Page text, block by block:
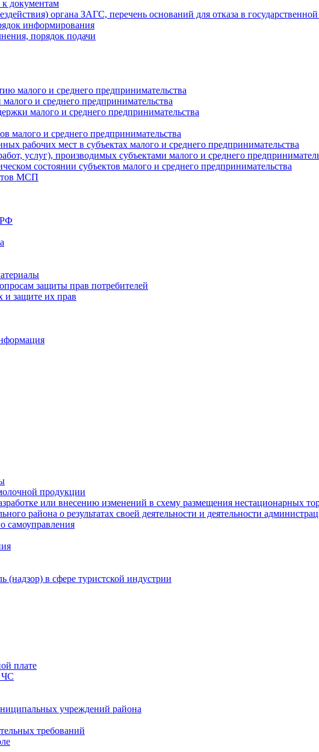
к документам
органа ЗАГС, перечень оснований для отказа в
информирования
порядок подачи
малого и среднего предпринимательства
и среднего предпринимательства
малого и среднего предпринимательства
малого и среднего предпринимательства
рабочих мест в субъектах малого и среднего предпринимательства
услуг), производимых субъектами малого и среднего
состоянии субъектов малого и среднего предпринимательства
МСП
РФ
защиты прав потребителей
и защите их прав
продукции
или внесению изменений в схему размещения нестационарных
района о результатах своей деятельности и деятельности
самоуправления
(надзор) в сфере туристской индустрии
плате
ЧС
учреждений района
требований